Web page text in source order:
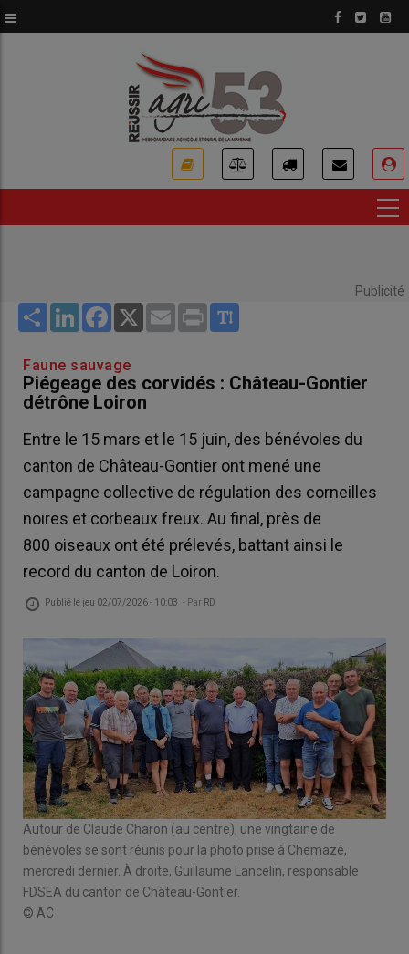
au
Publicité
Share LinkedInFacebook
X Email Print
Faune sauvage
Piégeage des corvidés : Château-Gontier
détrône Loiron
Entre le 15 mars et le 15 juin, des bénévoles du
canton de Château-Gontier ont mené une
campagne collective de régulation des corneilles
noires et corbeaux freux. Au final, près de
800 oiseaux ont été prélevés, battant ainsi le
record du canton de Loiron.
Publié le jeu 02/07/2026 - 10:03 - Par RD
Autour de Claude Charon (au centre), une vingtaine de
bénévoles se sont réunis pour la photo prise à Chemazé,
mercredi dernier. À droite, Guillaume Lancelin, responsable
FDSEA du canton de Château-Gontier.
© AC